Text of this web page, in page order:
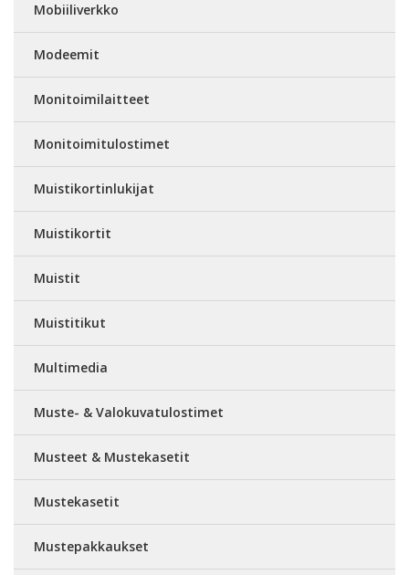
Mobiiliverkko
Modeemit
Monitoimilaitteet
Monitoimitulostimet
Muistikortinlukijat
Muistikortit
Muistit
Muistitikut
Multimedia
Muste- & Valokuvatulostimet
Musteet & Mustekasetit
Mustekasetit
Mustepakkaukset